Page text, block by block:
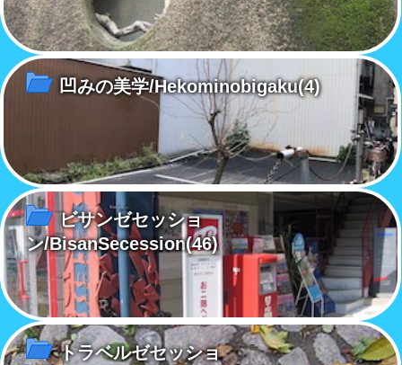
凹みの美学/Hekominobigaku(4)
ビサンゼセッショ
ン/BisanSecession(46)
トラベルゼセッショ